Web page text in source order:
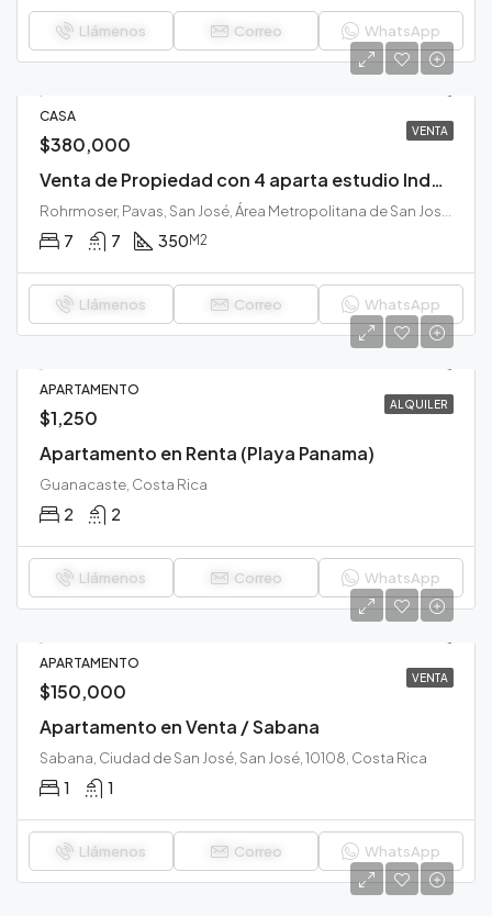
Llámenos Correo WhatsApp
VENTA
CASA
$380,000
Venta de Propiedad con 4 aparta estudio Independientes y 1 casa
7 7 350M2
Llámenos Correo WhatsApp
ALQUILER
APARTAMENTO
$1,250
Apartamento en Renta (Playa Panama)
Guanacaste, Costa Rica
2 2
Llámenos Correo WhatsApp
VENTA
APARTAMENTO
$150,000
Apartamento en Venta / Sabana
Sabana, Ciudad de San José, San José, 10108, Costa Rica
1 1
Llámenos Correo WhatsApp